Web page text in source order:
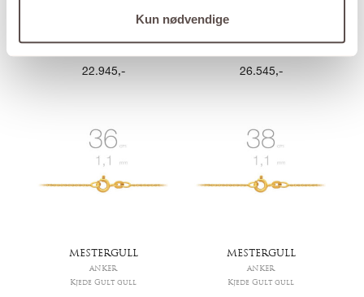
Kun nødvendige
22.945,- 26.545,-
MESTERGULL
ANKER
Kjede Gult gull
MESTERGULL
ANKER
Kjede Gult gull